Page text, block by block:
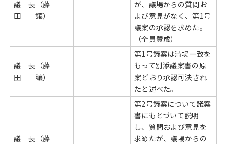
議 長（藤
田 讓）
が、議場からの質問お
よび意見がなく、第1号
議案の承認を求めた。
（全員賛成）
議 長（藤
田 讓）
第1号議案は満場一致を
もって別添議案書の原
案どおり承認可決され
たと述べた。
議 長（藤
第2号議案について議案
書にもとづいて説明
し、質問および意見を
求めたが、議場からの